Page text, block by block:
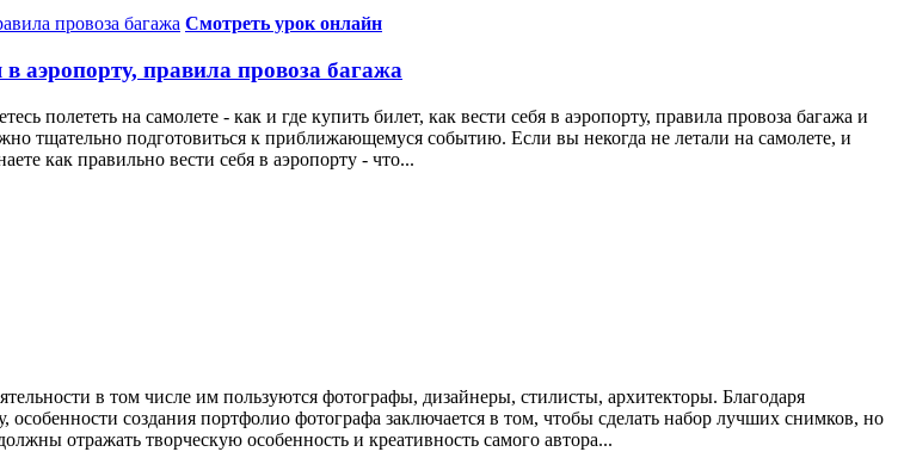
Смотреть урок онлайн
аэропорту, правила провоза багажа
полететь на самолете - как и где купить билет, как вести себя в аэропорту, правила провоза багажа и
тщательно подготовиться к приближающемуся событию. Если вы некогда не летали на самолете, и
как правильно вести себя в аэропорту - что...
в том числе им пользуются фотографы, дизайнеры, стилисты, архитекторы. Благодаря
создания портфолио фотографа заключается в том, чтобы сделать набор лучших снимков, но
отражать творческую особенность и креативность самого автора...